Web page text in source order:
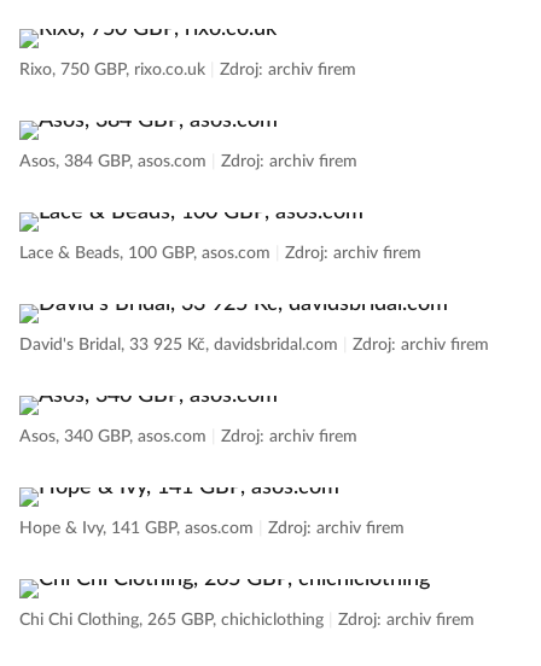
Rixo, 750 GBP, rixo.co.uk Zdroj: archiv firem
Asos, 384 GBP, asos.com Zdroj: archiv firem
Lace & Beads, 100 GBP, asos.com Zdroj: archiv firem
David's Bridal, 33 925 Kč, davidsbridal.com Zdroj: archiv firem
Asos, 340 GBP, asos.com Zdroj: archiv firem
Hope & Ivy, 141 GBP, asos.com Zdroj: archiv firem
Chi Chi Clothing, 265 GBP, chichiclothing Zdroj: archiv firem